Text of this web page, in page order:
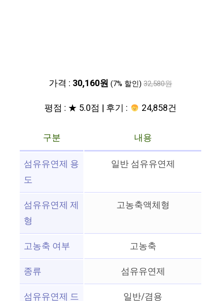
가격 : 30,160원 (7% 할인) 32,580원
평점 : ★ 5.0점 | 후기 : 24,858건
구분
내용
섬유유연제 용
도
일반 섬유유연제
섬유유연제 제
형
고농축액체형
고농축 여부
고농축
종류
섬유유연제
섬유유연제 드
일반/겸용